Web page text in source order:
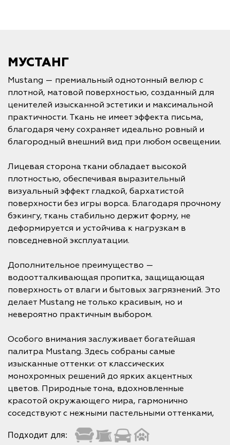
МУСТАНГ
Mustang — премиальный однотонный велюр с
плотной, матовой поверхностью, созданный для
ценителей изысканной эстетики и максимальной
практичности. Ткань не имеет эффекта письма,
благодаря чему сохраняет идеально ровный и
благородный внешний вид при любом освещении.
Лицевая сторона ткани обладает высокой
плотностью, обеспечивая выразительный
визуальный эффект гладкой, бархатистой
поверхности без игры ворса. Благодаря прочному
бэкингу, ткань стабильно держит форму, не
деформируется и устойчива к нагрузкам в
повседневной эксплуатации.
Дополнительное преимущество —
водоотталкивающая пропитка, защищающая
поверхность от влаги и бытовых загрязнений. Это
делает Mustang не только красивым, но и
невероятно практичным выбором.
Особого внимания заслуживает богатейшая
палитра Mustang. Здесь собраны самые
изысканные оттенки: от классических
монохромных решений до ярких акцентных
цветов. Природные тона, вдохновленные
красотой окружающего мира, гармонично
соседствуют с нежными пастельными оттенками,
Подходит для: